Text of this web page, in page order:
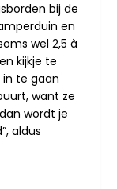
bij de
en
wel 2,5 à
kijkje te
te gaan
want ze
wordt je
aldus